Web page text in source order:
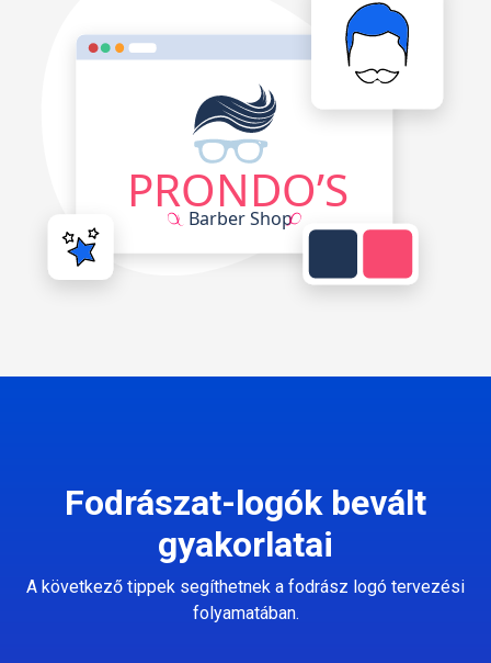
Fodrászat-logók bevált
gyakorlatai
A következő tippek segíthetnek a fodrász logó tervezési
folyamatában.